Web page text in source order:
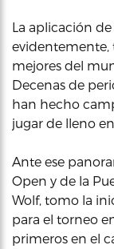
La aplicación
evidentemente,
mejores del
Decenas de
han hecho
jugar de lleno
Ante ese
Open y de la
Wolf, tomo la
para el torneo
primeros en el